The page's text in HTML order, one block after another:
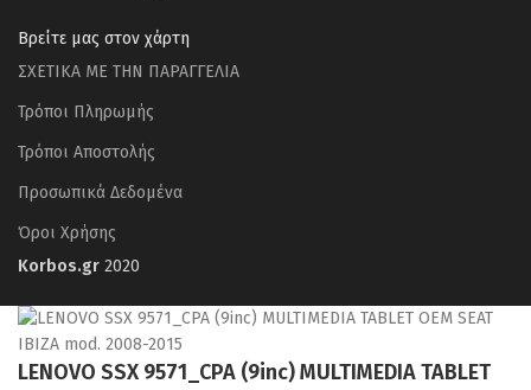
Βρείτε μας στον χάρτη
ΣΧΕΤΙΚΑ ΜΕ ΤΗΝ ΠΑΡΑΓΓΕΛΙΑ
Τρόποι Πληρωμής
Τρόποι Αποστολής
Προσωπικά Δεδομένα
Όροι Χρήσης
Korbos.gr 2020
LENOVO SSX 9571_CPA (9inc) MULTIMEDIA TABLET